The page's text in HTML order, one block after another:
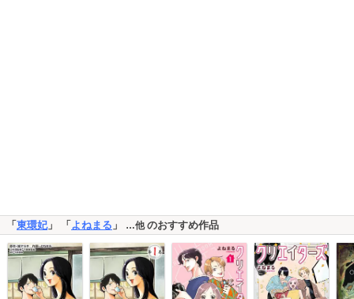
「東環妃」 「よねまる 」 …他のおすすめ作品